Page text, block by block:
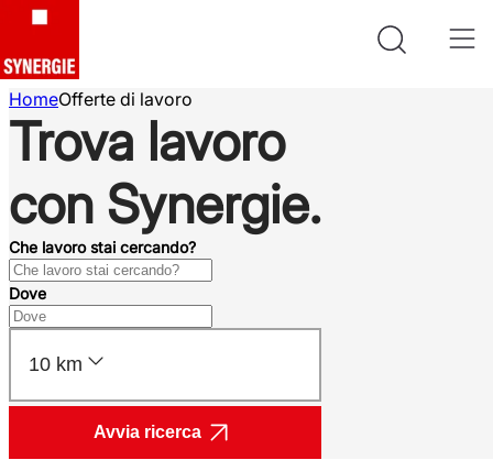
HomeOfferte di lavoro
Trova lavoro
con Synergie.
Che lavoro stai cercando?
Dove
10 km
Avvia ricerca